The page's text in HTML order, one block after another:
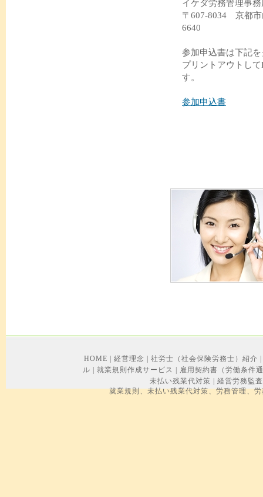
イケダ労務管理事
〒607-8034 京都
6640
参加申込書は下記
プリントアウトし
す。
参加申込書
HOME 経営理念 社労士（社会保険労務士）紹介
ル
就業規則作成サービス
雇用契約書（労働条件
未払い残業代対策
経営労務監査
就業規則、未払い残業代対策、労務管理、労務トラブル